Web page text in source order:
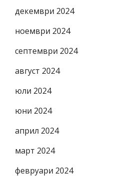
декември 2024
ноември 2024
септември 2024
август 2024
юли 2024
юни 2024
април 2024
март 2024
февруари 2024